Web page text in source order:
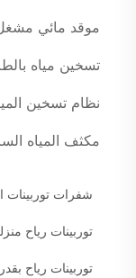
موقد مائي
تسخين مياه
نظام تسخين
مكثف المياه
شفرات توربينات
توربينات رياح
توربينات رياح بقدرة ٣٠٠